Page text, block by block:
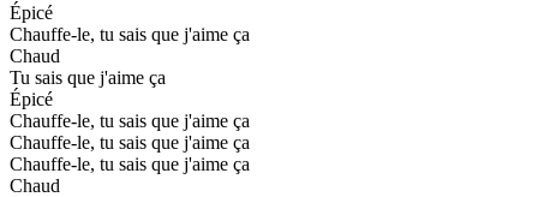
Épicé
Chauffe-le, tu sais que j'aime ça
Chaud
Tu sais que j'aime ça
Épicé
Chauffe-le, tu sais que j'aime ça
Chauffe-le, tu sais que j'aime ça
Chauffe-le, tu sais que j'aime ça
Chaud